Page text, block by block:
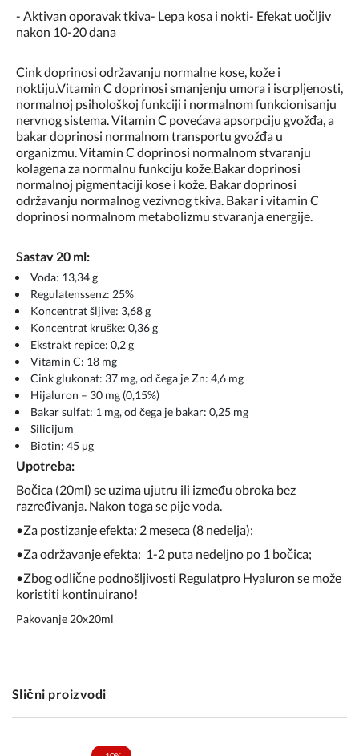
- Aktivan oporavak tkiva- Lepa kosa i nokti- Efekat uočljiv
nakon 10-20 dana
Cink doprinosi održavanju normalne kose, kože i
noktiju.Vitamin C doprinosi smanjenju umora i iscrpljenosti,
normalnoj psihološkoj funkciji i normalnom funkcionisanju
nervnog sistema. Vitamin C povećava apsorpciju gvožđa, a
bakar doprinosi normalnom transportu gvožđa u
organizmu. Vitamin C doprinosi normalnom stvaranju
kolagena za normalnu funkciju kože.Bakar doprinosi
normalnoj pigmentaciji kose i kože. Bakar doprinosi
održavanju normalnog vezivnog tkiva. Bakar i vitamin C
doprinosi normalnom metabolizmu stvaranja energije.
Sastav 20 ml:
Voda: 13,34 g
Regulatenssenz: 25%
Koncentrat šljive: 3,68 g
Koncentrat kruške: 0,36 g
Ekstrakt repice: 0,2 g
Vitamin C: 18 mg
Cink glukonat: 37 mg, od čega je Zn: 4,6 mg
Hijaluron – 30 mg (0,15%)
Bakar sulfat: 1 mg, od čega je bakar: 0,25 mg
Silicijum
Biotin: 45 μg
Upotreba:
Bočica (20ml) se uzima ujutru ili između obroka bez
razređivanja. Nakon toga se pije voda.
•Za postizanje efekta: 2 meseca (8 nedelja);
•Za održavanje efekta: 1-2 puta nedeljno po 1 bočica;
•Zbog odlične podnošljivosti Regulatpro Hyaluron se može
koristiti kontinuirano!
Pakovanje 20x20ml
Slični proizvodi